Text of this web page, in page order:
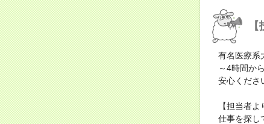
有名医療系
～4時間か
安心くださ
【担当者
仕事を探し